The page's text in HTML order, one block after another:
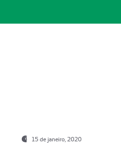
15 de janeiro, 2020